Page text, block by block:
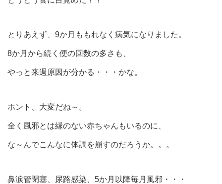
とりあえず、9か月ももれなく病気になりました。
8か月から続く便の回数の多さも、
やっと来週原因が分かる・・・かな。
ホント、大変だね～。
全く風邪とは縁のない赤ちゃんもいるのに、
な～んでこんなに体調を崩すのだろうか。。。
鼻涙管閉塞、尿路感染、5か月以降毎月風邪・・・